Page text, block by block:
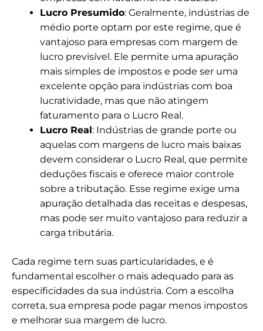
Lucro Presumido: Geralmente, indústrias de
médio porte optam por este regime, que é
vantajoso para empresas com margem de
lucro previsível. Ele permite uma apuração
mais simples de impostos e pode ser uma
excelente opção para indústrias com boa
lucratividade, mas que não atingem
faturamento para o Lucro Real.
Lucro Real: Indústrias de grande porte ou
aquelas com margens de lucro mais baixas
devem considerar o Lucro Real, que permite
deduções fiscais e oferece maior controle
sobre a tributação. Esse regime exige uma
apuração detalhada das receitas e despesas,
mas pode ser muito vantajoso para reduzir a
carga tributária.
Cada regime tem suas particularidades, e é
fundamental escolher o mais adequado para as
especificidades da sua indústria. Com a escolha
correta, sua empresa pode pagar menos impostos
e melhorar sua margem de lucro.